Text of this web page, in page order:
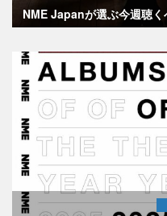
NME Japanが選ぶ今週聴